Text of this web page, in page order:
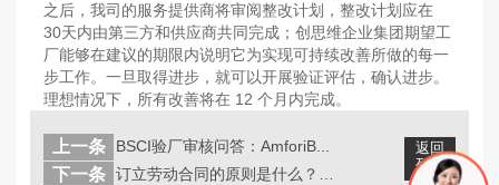
之后，我司的服务提供商将审阅整改计划，整改计划应在
30天内由第三方和供应商共同完成；创思维企业集团期望工
厂能够在建议的期限内说明它为实现可持续改善所做的每一
步工作。一旦取得进步，就可以开展验证评估，确认进步。
理想情况下，所有改善将在 12 个月内完成。
返回
列表
上一条 BSCI验厂审核问答：AmforiB...
下一条